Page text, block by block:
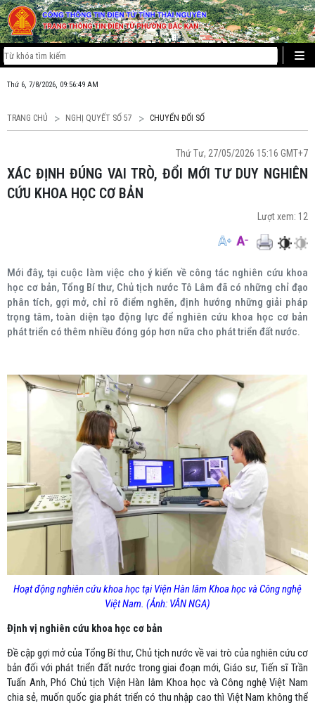
Thứ 6, 7/8/2026, 09:56:49 AM
TRANG CHỦ NGHỊ QUYẾT SỐ 57 CHUYỂN ĐỔI SỐ
Thứ Tư, 27/05/2026 15:16 GMT+7
XÁC ĐỊNH ĐÚNG VAI TRÒ, ĐỔI MỚI TƯ DUY NGHIÊN
CỨU KHOA HỌC CƠ BẢN
Lượt xem: 12
Mới đây, tại cuộc làm việc cho ý kiến về công tác nghiên cứu khoa
học cơ bản, Tổng Bí thư, Chủ tịch nước Tô Lâm đã có những chỉ đạo
phân tích, gợi mở, chỉ rõ điểm nghẽn, định hướng những giải pháp
trọng tâm, toàn diện tạo động lực để nghiên cứu khoa học cơ bản
phát triển có thêm nhiều đóng góp hơn nữa cho phát triển đất nước.
Hoạt động nghiên cứu khoa học tại Viện Hàn lâm Khoa học và Công nghệ
Việt Nam. (Ảnh: VÂN NGA)
Định vị nghiên cứu khoa học cơ bản
Đề cập gợi mở của Tổng Bí thư, Chủ tịch nước về vai trò của nghiên cứu cơ
bản đối với phát triển đất nước trong giai đoạn mới, Giáo sư, Tiến sĩ Trần
Tuấn Anh, Phó Chủ tịch Viện Hàn lâm Khoa học và Công nghệ Việt Nam
chia sẻ, muốn quốc gia phát triển có thu nhập cao thì Việt Nam không thể